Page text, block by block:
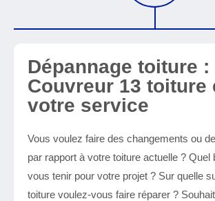
Dépannage toiture :
Couvreur 13 toiture
votre service
Vous voulez faire des changements ou
par rapport à votre toiture actuelle ? Quel
vous tenir pour votre projet ? Sur quelle
toiture voulez-vous faire réparer ?